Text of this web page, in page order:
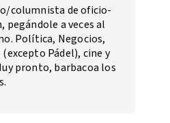
columnista de oficio-
pegándole a veces al
Política, Negocios,
Pádel), cine y
pronto, barbacoa los